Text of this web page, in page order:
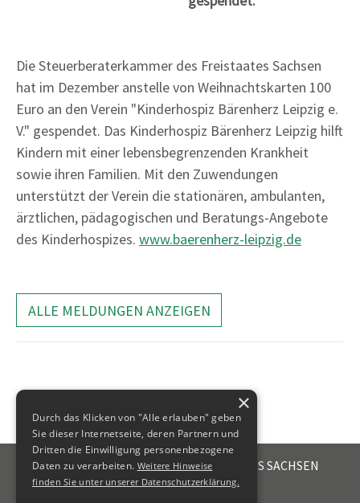
Die Steuerberaterkammer des Freistaates Sachsen
hat im Dezember anstelle von Weihnachtskarten 100
Euro an den Verein "Kinderhospiz Bärenherz Leipzig e.
V." gespendet. Das Kinderhospiz Bärenherz Leipzig hilft
Kindern mit einer lebensbegrenzenden Krankheit
sowie ihren Familien. Mit den Zuwendungen
unterstützt der Verein die stationären, ambulanten,
ärztlichen, pädagogischen und Beratungs-Angebote
des Kinderhospizes. www.baerenherz-leipzig.de
ALLE MELDUNGEN ANZEIGEN
STEUERBERATERKAMMER DES FREISTAATES SACHSEN
Emil-Fuchs-Str. 2
×
Durch das Klicken von "Alle erlauben" geben
Sie dieser Internetseite, deren Partnern und
Dritten die Einwilligung personenbezogene
Daten zu verarbeiten. Weitere Hinweise
finden Sie unter unserer Datenschutzerklärung.